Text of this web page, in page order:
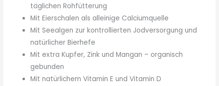
täglichen Rohfütterung
Mit Eierschalen als alleinige Calciumquelle
Mit Seealgen zur kontrollierten Jodversorgung und
natürlicher Bierhefe
Mit extra Kupfer, Zink und Mangan – organisch
gebunden
Mit natürlichem Vitamin E und Vitamin D